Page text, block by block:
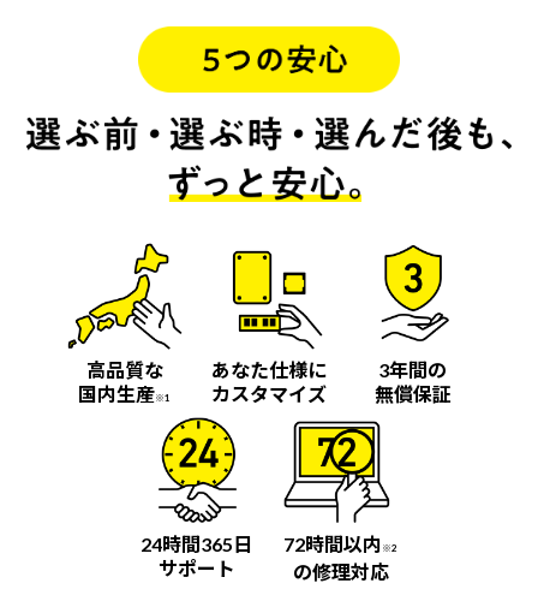
MousePro 学習向けパソコン
AIおすすめパソコン
おすすめ目玉パソコン
今イチオシのパソコンをピ
高品質な
国内生産※1
あなた仕様に
カスタマイズ
3年間の
無償保証
24時間365日
サポート
72時間以内 ※2
の修理対応